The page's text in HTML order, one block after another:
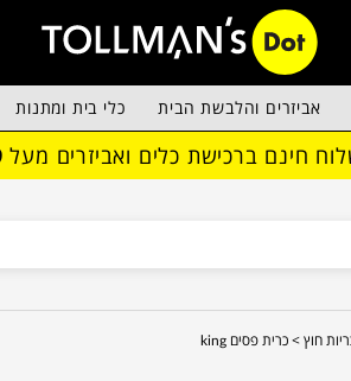
אביזרים והלבשת הבית כלי בית ומתנות
חינם ברכישת כלים ואביזרים מעל
חוץ > כרית פסים king